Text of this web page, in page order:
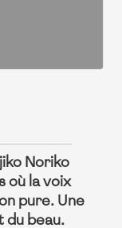
Noriko
où la voix
pure. Une
du beau.